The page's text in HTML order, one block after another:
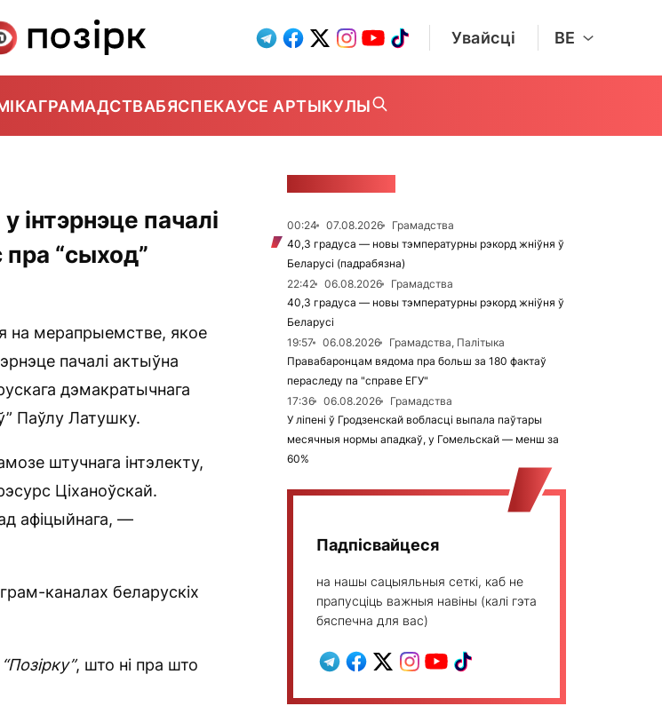
Увайсці BE
ГРАМАДСТВАБЯСПЕКАУСЕ АРТЫКУЛЫ
пачалі
“сыход”
на мерапрыемстве, якое
пачалі актыўна
дэмакратычнага
Паўлу Латушку.
штучнага інтэлекту,
Ціханоўскай.
афіцыйнага, —
каналах беларускіх
“Позірку”, што ні пра што
00:24 07.08.2026
Грамадства
40,3 градуса — новы тэмпературны рэкорд жніўня ў
Беларусі (падрабязна)
22:42
06.08.2026
Грамадства
40,3 градуса — новы тэмпературны рэкорд жніўня ў
Беларусі
19:57
06.08.2026
Грамадства, Палітыка
Правабаронцам вядома пра больш за 180 фактаў
пераследу па "справе ЕГУ"
17:36
06.08.2026
Грамадства
У ліпені ў Гродзенскай вобласці выпала паўтары
месячныя нормы ападкаў, у Гомельскай — менш за
60%
Падпісвайцеся
на нашы сацыяльныя сеткі, каб не
прапусціць важныя навіны (калі гэта
бяспечна для вас)